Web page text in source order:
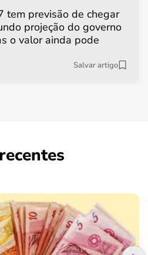
tem previsão de chegar
projeção do governo
o valor ainda pode
Salvar artigo